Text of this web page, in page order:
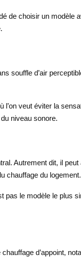
de choisir un modèle
souffle d’air
veut éviter la
niveau sonore.
Autrement dit, il
chauffage du logement.
pas le modèle le plus
d’appoint,